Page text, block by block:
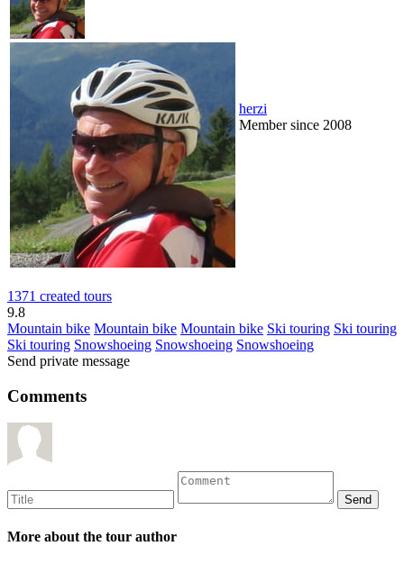
herzi
Member since 2008
1371 created tours
9.8
Mountain bike Mountain bike Mountain bike Ski touring Ski touring
Ski touring Snowshoeing Snowshoeing Snowshoeing
Send private message
Comments
More about the tour author